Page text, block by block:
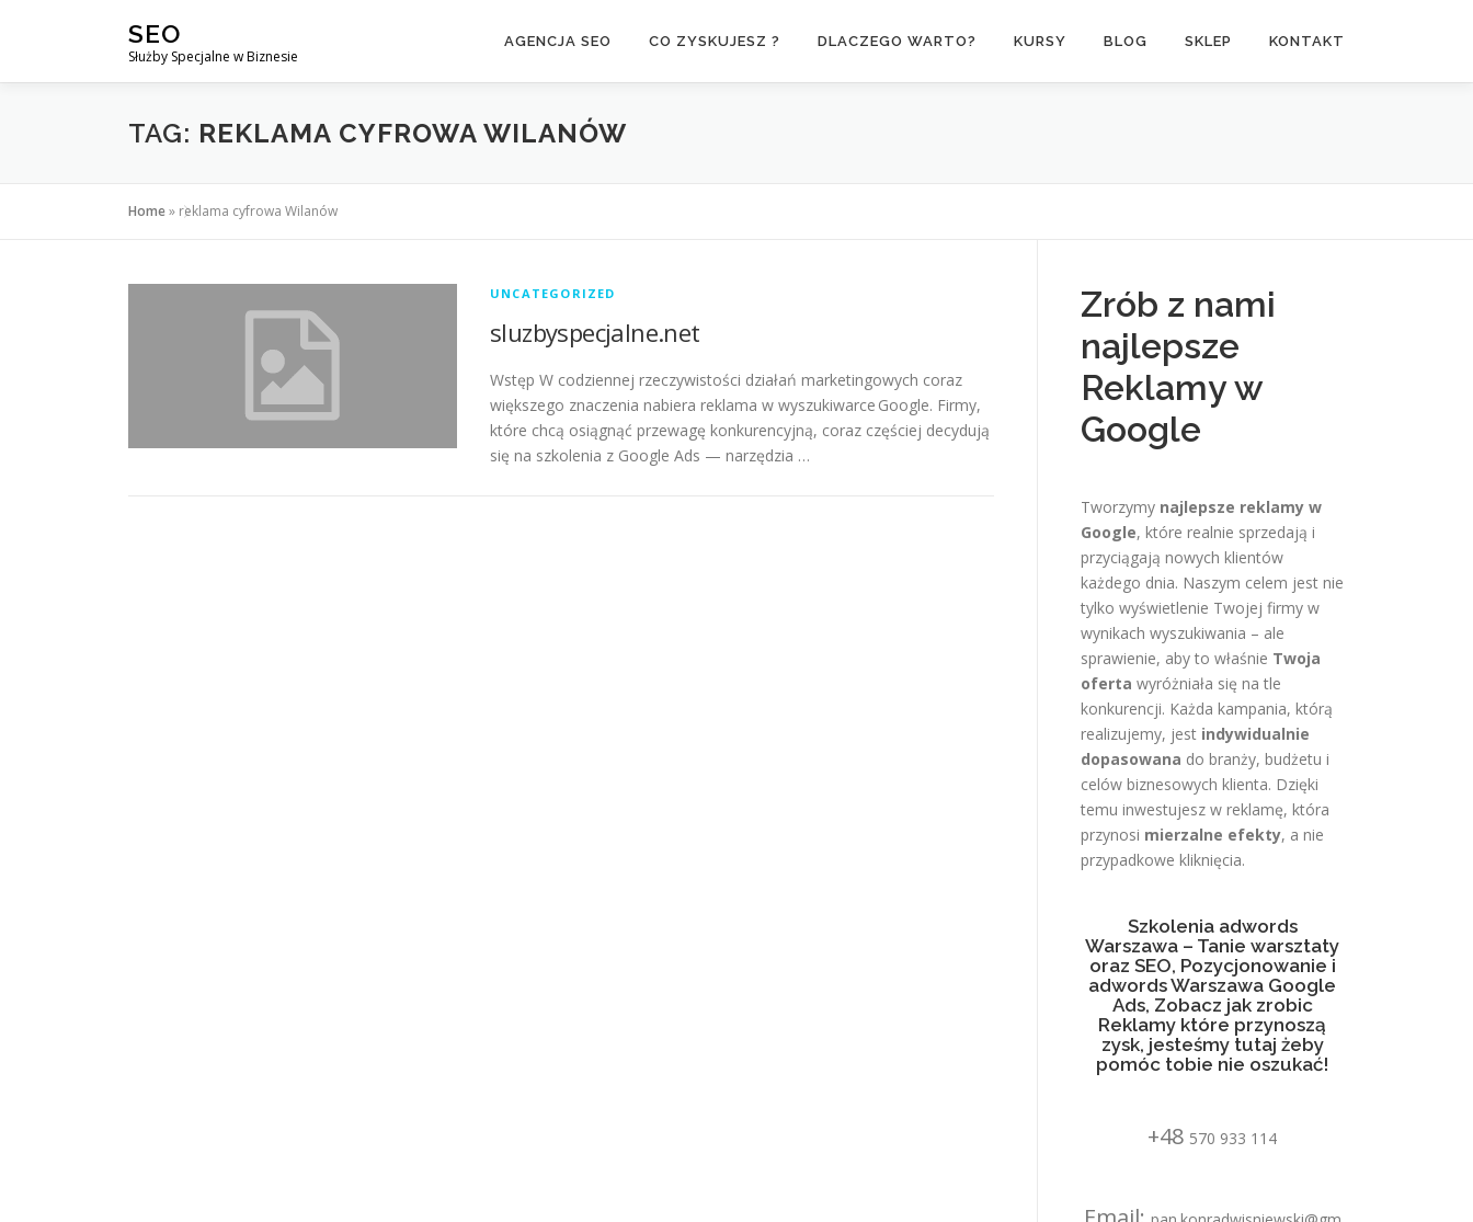
SEO
Służby Specjalne w Biznesie
AGENCJA SEO CO ZYSKUJESZ ? DLACZEGO WARTO? KURSY BLOG SKLEP KONTAKT
TAG: REKLAMA CYFROWA WILANÓW
Home» reklama cyfrowa Wilanów
UNCATEGORIZED
sluzbyspecjalne.net
Wstęp W codziennej rzeczywistości działań marketingowych coraz
większego znaczenia nabiera reklama w wyszukiwarce Google. Firmy,
które chcą osiągnąć przewagę konkurencyjną, coraz częściej decydują
się na szkolenia z Google Ads — narzędzia …
Zrób z nami
najlepsze
Reklamy w
Google
Tworzymy najlepsze reklamy w
Google, które realnie sprzedają i
przyciągają nowych klientów
każdego dnia. Naszym celem jest nie
tylko wyświetlenie Twojej firmy w
wynikach wyszukiwania – ale
sprawienie, aby to właśnie Twoja
oferta wyróżniała się na tle
konkurencji. Każda kampania, którą
realizujemy, jest indywidualnie
dopasowana do branży, budżetu i
celów biznesowych klienta. Dzięki
temu inwestujesz w reklamę, która
przynosi mierzalne efekty, a nie
przypadkowe kliknięcia.
Szkolenia adwords
Warszawa – Tanie warsztaty
oraz SEO, Pozycjonowanie i
adwords Warszawa Google
Ads, Zobacz jak zrobic
Reklamy które przynoszą
zysk, jesteśmy tutaj żeby
pomóc tobie nie oszukać!
+48 570 933 114